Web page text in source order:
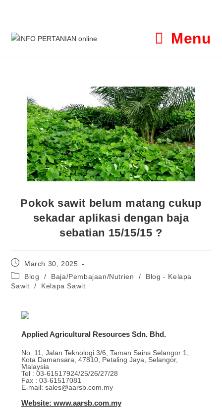
Menu
Pokok sawit belum matang cukup
sekadar aplikasi dengan baja
sebatian 15/15/15 ?
March 30, 2025
Blog
/ Baja/Pembajaan/Nutrien /
Blog - Kelapa
Sawit
/ Kelapa Sawit
Applied Agricultural Resources Sdn. Bhd.
No. 11, Jalan Teknologi 3/6, Taman Sains Selangor 1,
Kota Damansara, 47810, Petaling Jaya, Selangor,
Malaysia
Tel : 03-61517924/25/26/27/28
Fax : 03-61517081
E-mail: sales@aarsb.com.my
Website: www.aarsb.com.my